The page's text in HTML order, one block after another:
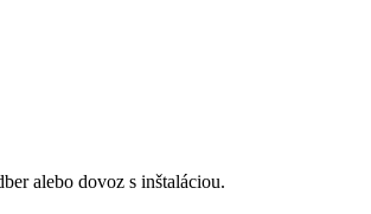
alebo dovoz s inštaláciou.